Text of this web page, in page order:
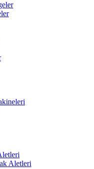
Aletleri